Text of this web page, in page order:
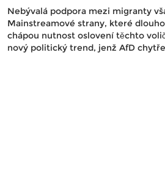
Nebývalá podpora mezi migranty
Mainstreamové strany, které
chápou nutnost oslovení těchto
nový politický trend, jenž AfD